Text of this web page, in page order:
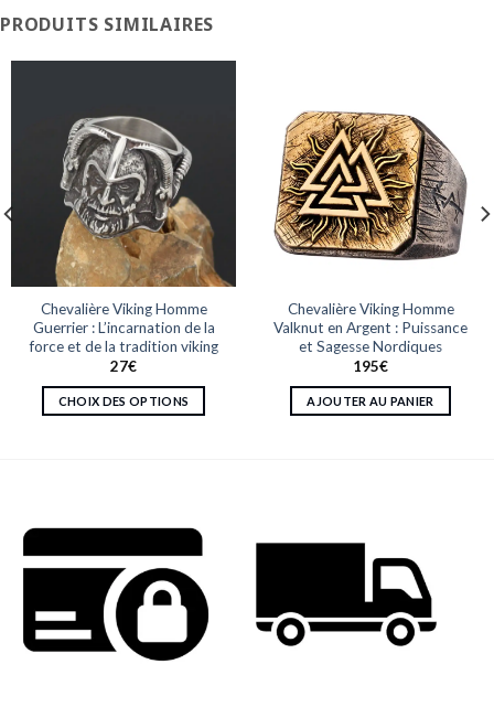
PRODUITS SIMILAIRES
Chevalière Viking Homme
Guerrier : L’incarnation de la
force et de la tradition viking
27€
CHOIX DES OPTIONS
options
peuvent
être
choisies
sur
Chevalière Viking Homme
Valknut en Argent : Puissance
et Sagesse Nordiques
195€
AJOUTER AU PANIER